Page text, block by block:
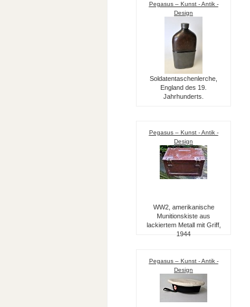
Pegasus – Kunst - Antik -
Design
Soldatentaschenlerche,
England des 19.
Jahrhunderts.
Pegasus – Kunst - Antik -
Design
WW2, amerikanische
Munitionskiste aus
lackiertem Metall mit Griff,
1944
Pegasus – Kunst - Antik -
Design